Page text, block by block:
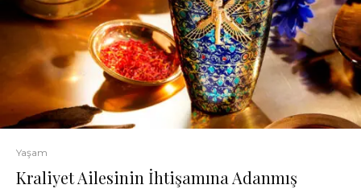
Yaşam
Kraliyet Ailesinin İhtişamına Adanmış